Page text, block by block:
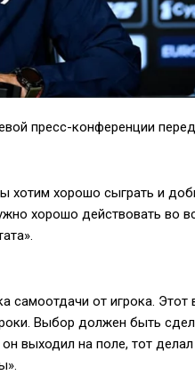
пресс-конференции
хотим хорошо сыграть и
хорошо действовать во
самоотдачи от игрока.
Выбор должен быть
выходил на поле, тот